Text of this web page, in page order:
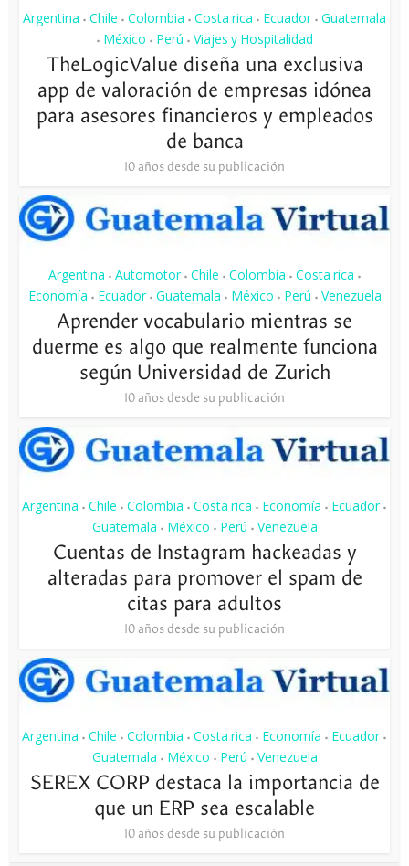
Argentina • Chile • Colombia • Costa rica • Ecuador • Guatemala
• México • Perú • Viajes y Hospitalidad
TheLogicValue diseña una exclusiva
app de valoración de empresas idónea
para asesores financieros y empleados
de banca
10 años desde su publicación
Argentina • Automotor • Chile • Colombia • Costa rica •
Economía • Ecuador • Guatemala • México • Perú • Venezuela
Aprender vocabulario mientras se
duerme es algo que realmente funciona
según Universidad de Zurich
10 años desde su publicación
Argentina • Chile • Colombia • Costa rica • Economía • Ecuador •
Guatemala • México • Perú • Venezuela
Cuentas de Instagram hackeadas y
alteradas para promover el spam de
citas para adultos
10 años desde su publicación
Argentina • Chile • Colombia • Costa rica • Economía • Ecuador •
Guatemala • México • Perú • Venezuela
SEREX CORP destaca la importancia de
que un ERP sea escalable
10 años desde su publicación